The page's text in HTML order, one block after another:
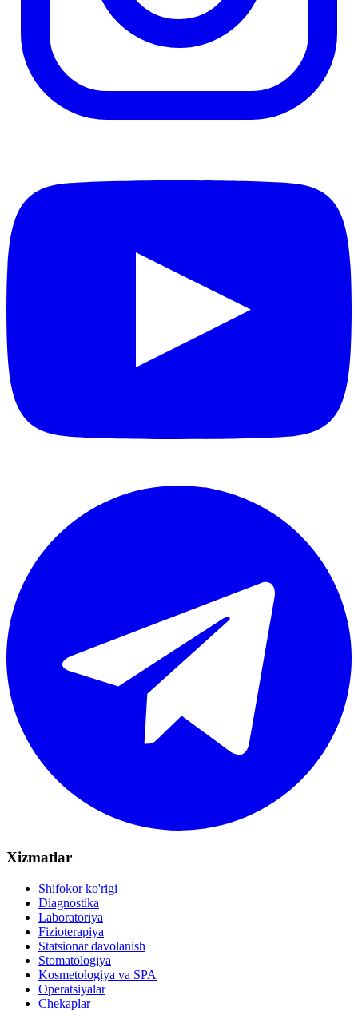
Xizmatlar
Shifokor ko'rigi
Diagnostika
Laboratoriya
Fizioterapiya
Statsionar davolanish
Stomatologiya
Kosmetologiya va SPA
Operatsiyalar
Chekaplar